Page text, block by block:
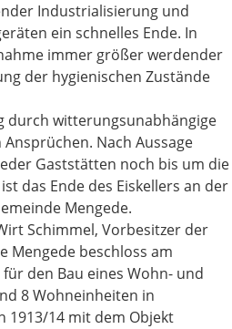
Industrialisierung und
ein schnelles Ende. In
immer größer werdender
der hygienischen Zustände
durch witterungsunabhängige
Nach Aussage
Gaststätten noch bis um die
das Ende des Eiskellers an der
Mengede.
Schimmel, Vorbesitzer der
Mengede beschloss am
den Bau eines Wohn- und
8 Wohneinheiten in
1913/14 mit dem Objekt